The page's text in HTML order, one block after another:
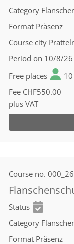
Category
Format Präsenz
Course city
Period on 10/8/26
Free places
10
Fee CHF550.00
plus VAT
Course no.
Status
Category
Format Präsenz